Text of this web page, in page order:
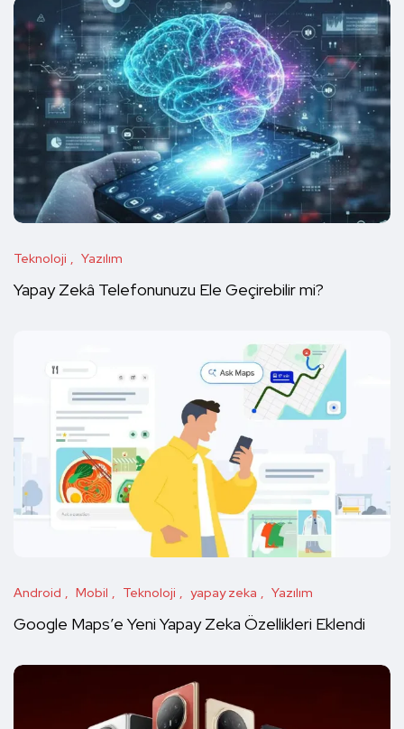
Teknoloji Yazılım
Yapay Zekâ Telefonunuzu Ele Geçirebilir mi?
Android Mobil Teknoloji yapay zeka Yazılım
Google Maps’e Yeni Yapay Zeka Özellikleri Eklendi